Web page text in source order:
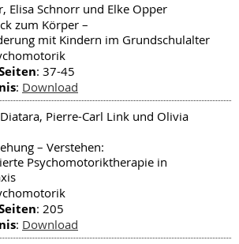
Elisa Schnorr und Elke Opper
zum Körper –
mit Kindern im Grundschulalter
: 37-45
: Download
Pierre-Carl Link und Olivia
– Verstehen:
Psychomotoriktherapie in
: 205
: Download